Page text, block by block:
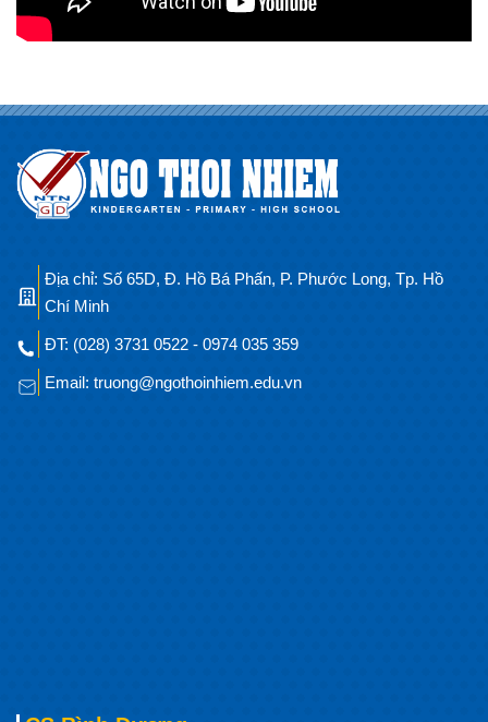
Địa chỉ: Số 65D, Đ. Hồ Bá Phấn, P. Phước Long, Tp. Hồ
Chí Minh
ĐT: (028) 3731 0522 - 0974 035 359
Email: truong@ngothoinhiem.edu.vn